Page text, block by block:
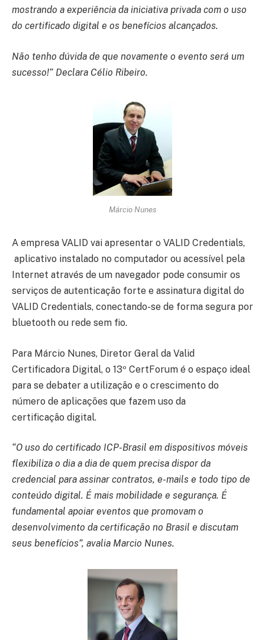
mostrando a experiência da iniciativa privada com o uso
do certificado digital e os benefícios alcançados.
Não tenho dúvida de que novamente o evento será um
sucesso!” Declara Célio Ribeiro.
Márcio Nunes
A empresa VALID vai apresentar o VALID Credentials,
aplicativo instalado no computador ou acessível pela
Internet através de um navegador pode consumir os
serviços de autenticação forte e assinatura digital do
VALID Credentials, conectando-se de forma segura por
bluetooth ou rede sem fio.
Para Márcio Nunes, Diretor Geral da Valid
Certificadora Digital, o 13º CertForum é o espaço ideal
para se debater a utilização e o crescimento do
número de aplicações que fazem uso da
certificação digital.
“O uso do certificado ICP-Brasil em dispositivos móveis
flexibiliza o dia a dia de quem precisa dispor da
credencial para assinar contratos, e-mails e todo tipo de
conteúdo digital. É mais mobilidade e segurança. É
fundamental apoiar eventos que promovam o
desenvolvimento da certificação no Brasil e discutam
seus benefícios”, avalia Marcio Nunes.